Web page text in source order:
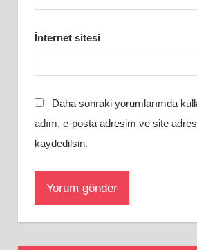
İnternet sitesi
Daha sonraki yorumlarımda
adım, e-posta adresim ve site
kaydedilsin.